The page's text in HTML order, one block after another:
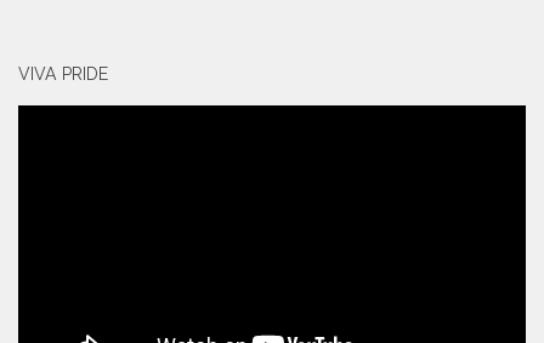
VIVA PRIDE